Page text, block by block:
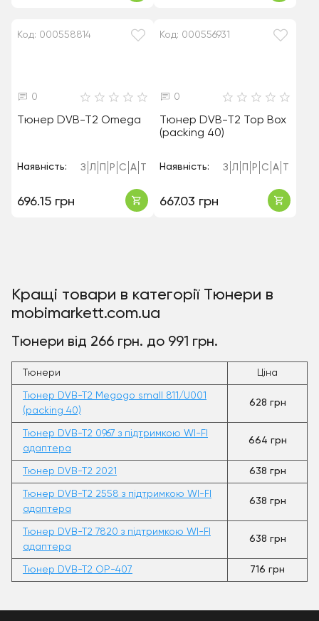
Код: 000558814
0
Тюнер DVB-T2 Omega
Наявність: З Л Р С А
696.15 грн
Код: 000556931
0
Тюнер DVB-T2 Top Box
(packing 40)
Наявність: З Л Р С А
667.03 грн
Кращі товари в категорії Тюнери в
mobimarkett.com.ua
Тюнери від 266 грн. до 991 грн.
Тюнери Ціна
Тюнер DVB-T2 Megogo small 811/U001
(packing 40)
628 грн
Тюнер DVB-T2 0967 з підтримкою WI-FI
адаптера
664 грн
Тюнер DVB-T2 2021 638 грн
Тюнер DVB-T2 2558 з підтримкою WI-FI
адаптера
638 грн
Тюнер DVB-T2 7820 з підтримкою WI-FI
адаптера
638 грн
Тюнер DVB-T2 OP-407 716 грн